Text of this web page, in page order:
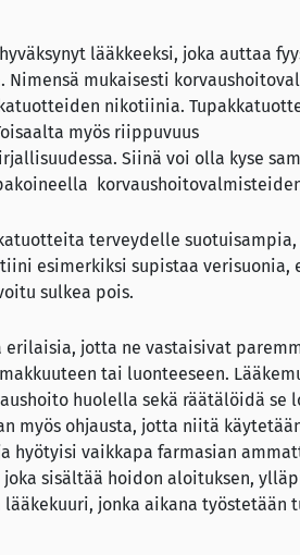
lääkkeeksi, joka auttaa
mukaisesti
nikotiinia.
myös riippuvuus
Siinä voi olla kyse
terveydelle
esimerkiksi supistaa verisuonia,
sulkea pois.
jotta ne vastaisivat
tai luonteeseen.
huolella sekä räätälöidä se
myös ohjausta, jotta niitä
vaikkapa farmasian
sisältää hoidon aloituksen,
jonka aikana työstetään